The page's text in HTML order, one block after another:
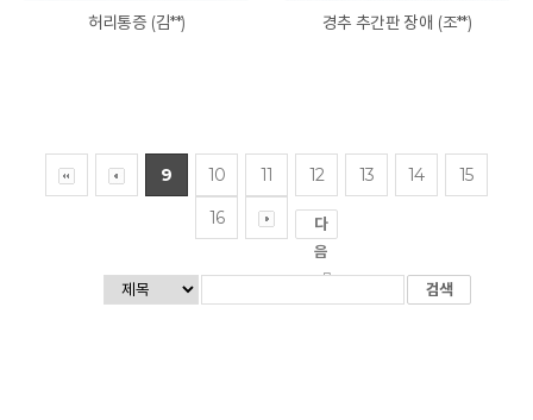
허리통증 (김**) 경추 추간판 장애 (조**)
9 10 11 12 13 14
15
16
다
음